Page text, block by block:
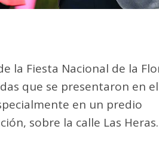
la Fiesta Nacional de la
que se presentaron en el
en un predio
sobre la calle Las Heras.